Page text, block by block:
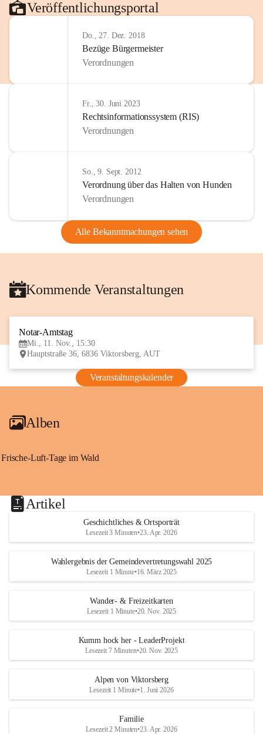
Veröffentlichungsportal
Do., 27. Dez. 2018
Bezüge Bürgermeister
Verordnungen
Fr., 30. Juni 2023
Rechtsinformationssystem (RIS)
Verordnungen
So., 9. Sept. 2012
Verordnung über das Halten von Hunden
Verordnungen
Alle Bekanntmachungen sehen
Kommende Veranstaltungen
Notar-Amtstag
Mi., 11. Nov., 15:30
Hauptstraße 36, 6836 Viktorsberg, AUT
Veranstaltungskalender
Alben
Frische-Luft-Tage im Wald
Artikel
Geschichtliches & Ortsporträt
Lesezeit 3 Minuten•23. Apr. 2026
Wahlergebnis der Gemeindevertretungswahl 2025
Lesezeit 1 Minute•16. März 2025
Wander- & Freizeitkarten
Lesezeit 1 Minute•20. Nov. 2025
Kumm hock her - LeaderProjekt
Lesezeit 7 Minuten•20. Nov. 2025
Alpen von Viktorsberg
Lesezeit 1 Minute•1. Juni 2026
Familie
Lesezeit 2 Minuten•23. Apr. 2026